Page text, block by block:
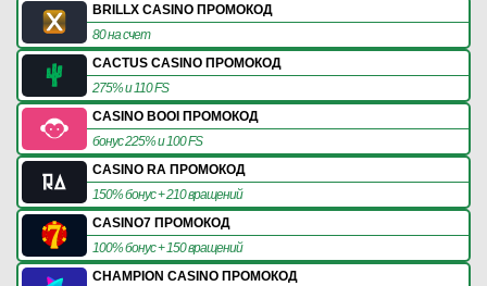
BRILLX CASINO ПРОМОКОД
80 на счет
CACTUS CASINO ПРОМОКОД
275% и 110 FS
CASINO BOOI ПРОМОКОД
бонус 225% и 100 FS
CASINO RA ПРОМОКОД
150% бонус + 210 вращений
CASINO7 ПРОМОКОД
100% бонус + 150 вращений
CHAMPION CASINO ПРОМОКОД